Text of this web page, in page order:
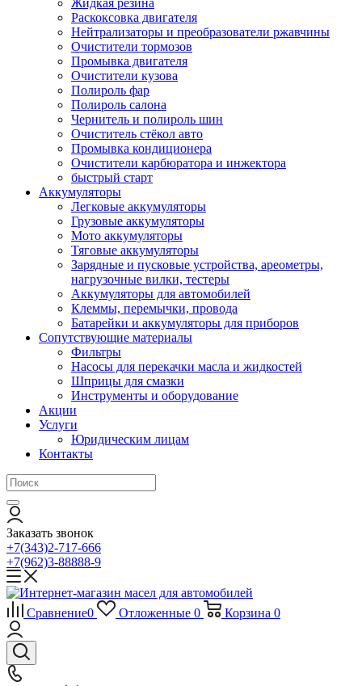
Жидкая резина
Раскоксовка двигателя
Нейтрализаторы и преобразователи ржавчины
Очистители тормозов
Промывка двигателя
Очистители кузова
Полироль фар
Полироль салона
Чернитель и полироль шин
Очиститель стёкол авто
Промывка кондиционера
Очистители карбюратора и инжектора
быстрый старт
Аккумуляторы
Легковые аккумуляторы
Грузовые аккумуляторы
Мото аккумуляторы
Тяговые аккумуляторы
Зарядные и пусковые устройства, ареометры,
нагрузочные вилки, тестеры
Аккумуляторы для автомобилей
Клеммы, перемычки, провода
Батарейки и аккумуляторы для приборов
Сопутствующие материалы
Фильтры
Насосы для перекачки масла и жидкостей
Шприцы для смазки
Инструменты и оборудование
Акции
Услуги
Юридическим лицам
Контакты
Заказать звонок
+7(343)2-717-666
+7(962)3-88888-9
Сравнение0 Отложенные 0 Корзина 0